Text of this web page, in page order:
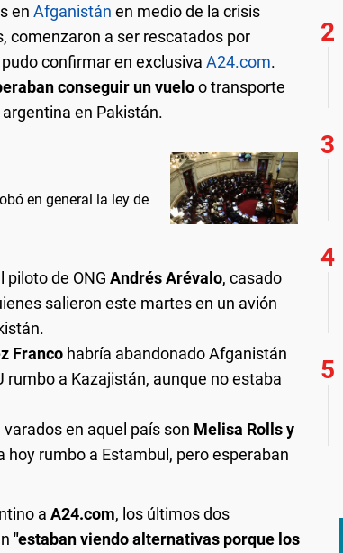
en Afganistán en medio de la crisis
comenzaron a ser rescatados por
confirmar en exclusiva A24.com.
conseguir un vueloo transporte
en Pakistán.
en general la ley de
piloto de ONG Andrés Arévalo, casado
salieron este martes en un avión
Franco habría abandonado Afganistán
rumbo a Kazajistán, aunque no estaba
en aquel país son Melisa Rolls y
hoy rumbo a Estambul, pero esperaban
a A24.com, los últimos dos
"estaban viendo alternativas porque los